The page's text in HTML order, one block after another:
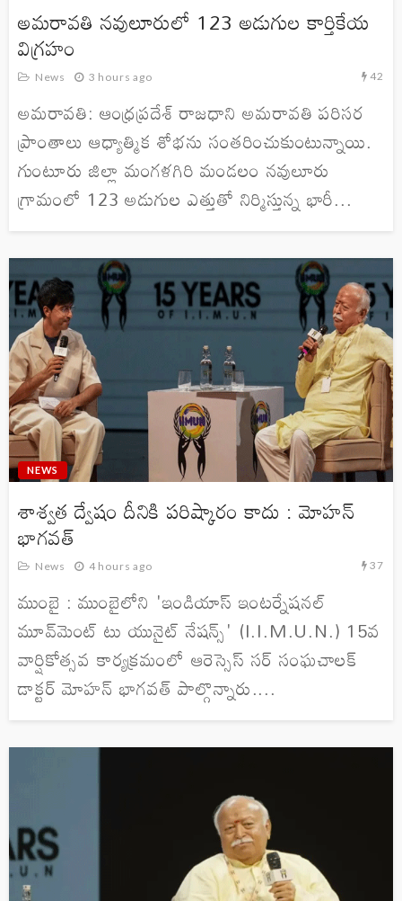
అమరావతి నవులూరులో 123 అడుగుల కార్తికేయ
విగ్రహం
News 3 hours ago 42
అమరావతి: ఆంధ్రప్రదేశ్ రాజధాని అమరావతి పరిసర
ప్రాంతాలు ఆధ్యాత్మిక శోభను సంతరించుకుంటున్నాయి.
గుంటూరు జిల్లా మంగళగిరి మండలం నవులూరు
గ్రామంలో 123 అడుగుల ఎత్తుతో నిర్మిస్తున్న భారీ...
NEWS
శాశ్వత ద్వేషం దీనికి పరిష్కారం కాదు : మోహన్
భాగవత్
News 4 hours ago 37
ముంబై : ముంబైలోని 'ఇండియాస్ ఇంటర్నేషనల్
మూవ్‌మెంట్ టు యునైట్ నేషన్స్' (I.I.M.U.N.) 15వ
వార్షికోత్సవ కార్యక్రమంలో ఆరెస్సెస్ సర్ సంఘచాలక్
డాక్టర్ మోహన్ భాగవత్ పాల్గొన్నారు....